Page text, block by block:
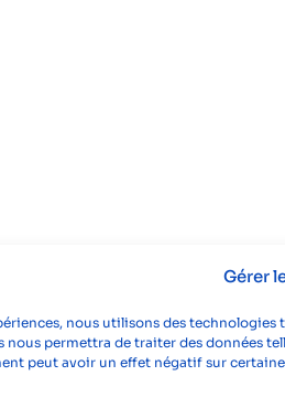
Gérer
nous utilisons des
permettra de traiter des données
peut avoir un effet négatif sur